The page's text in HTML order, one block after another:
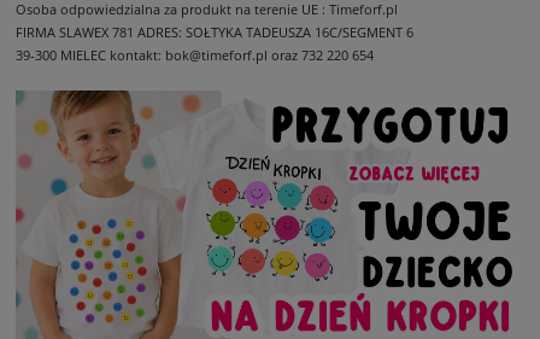
Osoba odpowiedzialna za produkt na terenie UE : Timeforf.pl
FIRMA SLAWEX 781 ADRES: SOŁTYKA TADEUSZA 16C/SEGMENT 6
39-300 MIELEC kontakt: bok@timeforf.pl oraz 732 220 654